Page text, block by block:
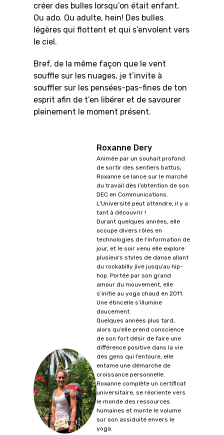
créer des bulles lorsqu’on était enfant.
Ou ado. Ou adulte, hein! Des bulles
légères qui flottent et qui s’envolent vers
le ciel.
Bref, de la même façon que le vent
souffle sur les nuages, je t’invite à
souffler sur les pensées-pas-fines de ton
esprit afin de t’en libérer et de savourer
pleinement le moment présent.
Roxanne Dery
Animée par un souhait profond
de sortir des sentiers battus,
Roxanne se lance sur le marché
du travail dès l’obtention de son
DEC en Communications.
L’Université peut attendre, il y a
tant à découvrir !
Durant quelques années, elle
occupe divers rôles en
technologies de l’information de
jour, et le soir venu elle explore
plusieurs styles de danse allant
du rockabilly jive jusqu’au hip-
hop. Portée par son grand
amour du mouvement, elle
s’initie au yoga chaud en 2011.
Une étincelle s’illumine
doucement.
Quelques années plus tard,
alors qu’elle prend conscience
de son fort désir de faire une
différence positive dans la vie
des gens qui l’entoure, elle
entame une démarche de
croissance personnelle.
Roxanne complète un certificat
universitaire, se réoriente vers
le monde des ressources
humaines et monte le volume
sur son assiduité envers le
yoga.